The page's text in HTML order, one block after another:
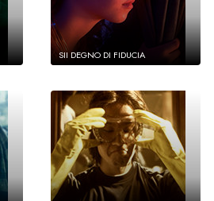
SII DEGNO DI FIDUCIA